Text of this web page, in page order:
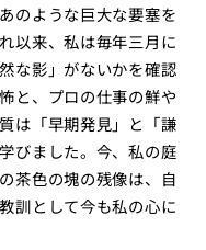
のような巨大な要塞を
以来、私は毎年三月に
な影」がないかを確認
と、プロの仕事の鮮や
は「早期発見」と「謙
びました。今、私の庭
茶色の塊の残像は、自
訓として今も私の心に